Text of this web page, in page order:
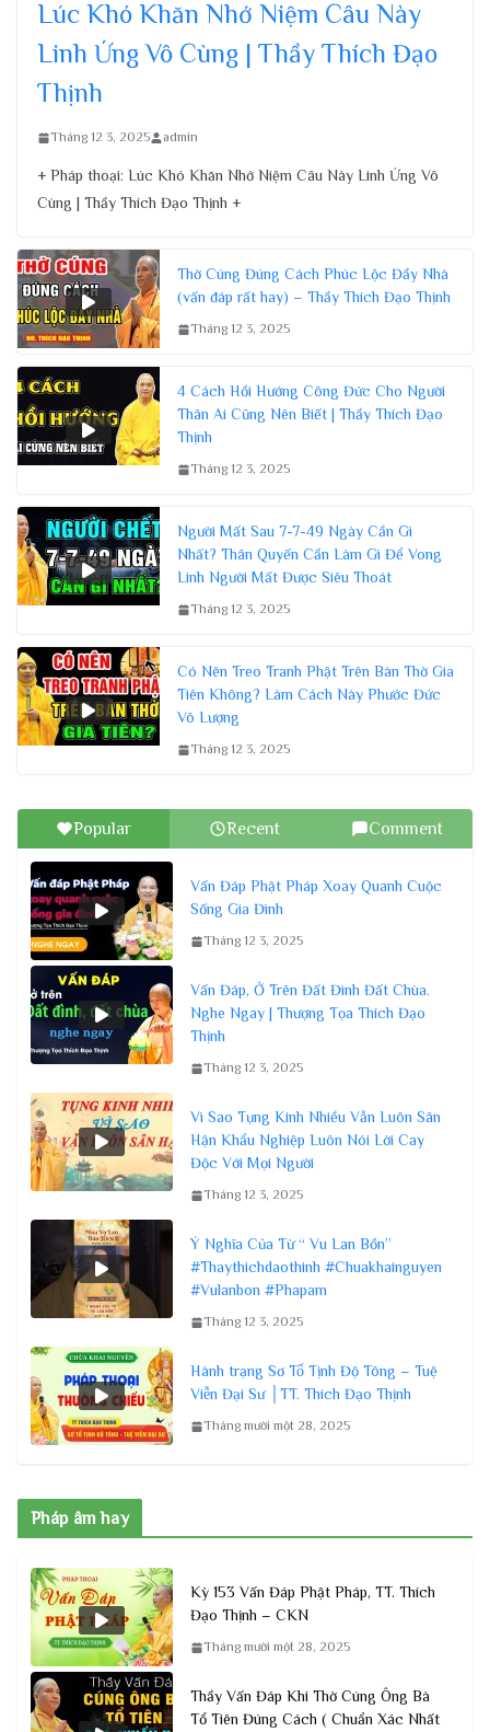
Lúc Khó Khăn Nhớ Niệm Câu Này
Linh Ứng Vô Cùng | Thầy Thích Đạo
Thịnh
Tháng 12 3, 2025 admin
+ Pháp thoại: Lúc Khó Khăn Nhớ Niệm Câu Này Linh Ứng Vô
Cùng | Thầy Thích Đạo Thịnh +
Thờ Cúng Đúng Cách Phúc Lộc Đầy Nhà
(vấn đáp rất hay) – Thầy Thích Đạo Thịnh
Tháng 12 3, 2025
4 Cách Hồi Hướng Công Đức Cho Người
Thân Ai Cũng Nên Biết | Thầy Thích Đạo
Thịnh
Tháng 12 3, 2025
Người Mất Sau 7-7-49 Ngày Cần Gì
Nhất? Thân Quyến Cần Làm Gì Để Vong
Linh Người Mất Được Siêu Thoát
Tháng 12 3, 2025
Có Nên Treo Tranh Phật Trên Bàn Thờ Gia
Tiên Không? Làm Cách Này Phước Đức
Vô Lượng
Tháng 12 3, 2025
Popular Recent Comment
Vấn Đáp Phật Pháp Xoay Quanh Cuộc
Sống Gia Đình
Tháng 12 3, 2025
Vấn Đáp, Ở Trên Đất Đình Đất Chùa.
Nghe Ngay | Thượng Tọa Thích Đạo
Thịnh
Tháng 12 3, 2025
Vì Sao Tụng Kinh Nhiều Vẫn Luôn Sân
Hận Khẩu Nghiệp Luôn Nói Lời Cay
Độc Với Mọi Người
Tháng 12 3, 2025
Ý Nghĩa Của Từ “ Vu Lan Bồn”
#Thaythichdaothinh #Chuakhainguyen
#Vulanbon #Phapam
Tháng 12 3, 2025
Hành trạng Sơ Tổ Tịnh Độ Tông – Tuệ
Viễn Đại Sư │TT. Thích Đạo Thịnh
Tháng mười một 28, 2025
Pháp âm hay
Kỳ 153 Vấn Đáp Phật Pháp, TT. Thích
Đạo Thịnh – CKN
Tháng mười một 28, 2025
Thầy Vấn Đáp Khi Thờ Cúng Ông Bà
Tổ Tiên Đúng Cách ( Chuẩn Xác Nhất